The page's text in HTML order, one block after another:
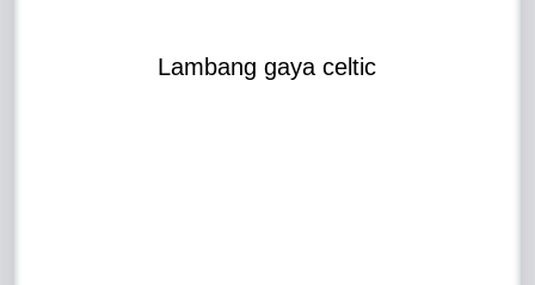
Lambang gaya celtic